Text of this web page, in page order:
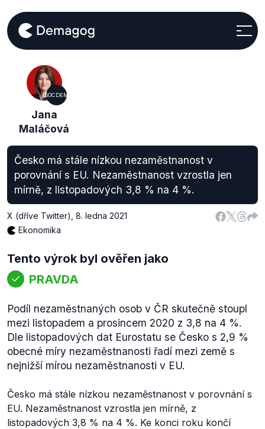
SOCDEM
Jana
Maláčová
Česko má stále nízkou nezaměstnanost v
porovnání s EU. Nezaměstnanost vzrostla jen
mírně, z listopadových 3,8 % na 4 %.
X (dříve Twitter) 8. ledna 2021
Ekonomika
Tento výrok byl ověřen jako
PRAVDA
Podíl nezaměstnaných osob v ČR skutečně stoupl
mezi listopadem a prosincem 2020 z 3,8 na 4 %.
Dle listopadových dat Eurostatu se Česko s 2,9 %
obecné míry nezaměstnanosti řadí mezi země s
nejnižší mírou nezaměstnanosti v EU.
Česko má stále nízkou nezaměstnanost v porovnání s
EU. Nezaměstnanost vzrostla jen mírně, z
listopadových 3,8 % na 4 %. Ke konci roku končí